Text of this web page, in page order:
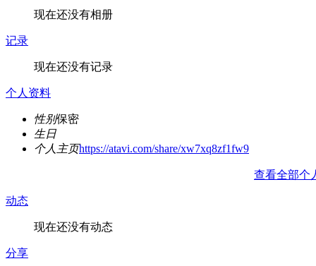
现在还没有相册
记录
现在还没有记录
个人资料
性别保密
生日
个人主页https://atavi.com/share/xw7xq8zf1fw9
查看全部个
动态
现在还没有动态
分享